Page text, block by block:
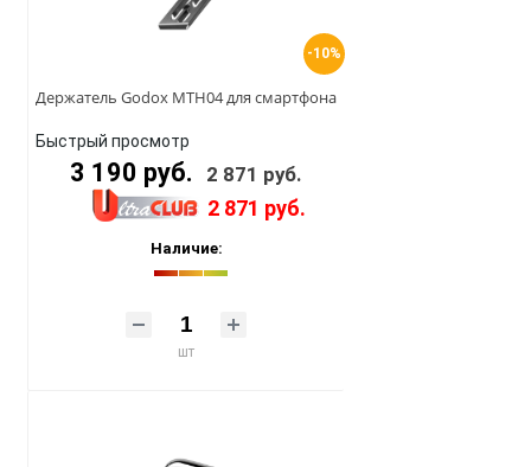
-10%
Держатель Godox MTH04 для смартфона
Быстрый просмотр
3 190 руб. 2 871 руб.
2 871 руб.
Наличие:
шт